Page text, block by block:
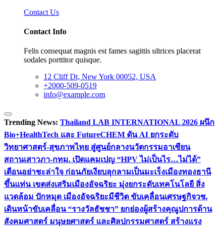
Contact Us
Contact Info
Felis consequat magnis est fames sagittis ultrices placerat
sodales porttitor quisque.
12 Cliff Dt, New York 00052, USA
+2000-509-0519
info@example.com
Trending News: Thailand LAB INTERNATIONAL 2026 ผนึก
Bio+HealthTech และ FutureCHEM ดัน AI ยกระดับ
วิทยาศาสตร์-สุขภาพไทย สู่ศูนย์กลางนวัตกรรมอาเซียน
สถานเสาวภา-กทม. เปิดแคมเปญ “HPV ไม่เป็นไร…ไม่ได้”
เตือนอย่าชะล่าใจ ก่อนภัยเงียบลุกลามเป็นมะเร็งเมืองทองธานี
ขึ้นแท่น เขตส่งเสริมเมืองอัจฉริยะ มุ่งยกระดับเทคโนโลยี สิ่ง
แวดล้อม ปักหมุด เมืองอัจฉริยะมีชีวิต ขับเคลื่อนเศรษฐกิจวช.
เดินหน้าขับเคลื่อน “รางวัลธัชชา” ยกย่องผู้สร้างคุณูปการด้าน
สังคมศาสตร์ มนุษยศาสตร์ และศิลปกรรมศาสตร์ สร้างแรง